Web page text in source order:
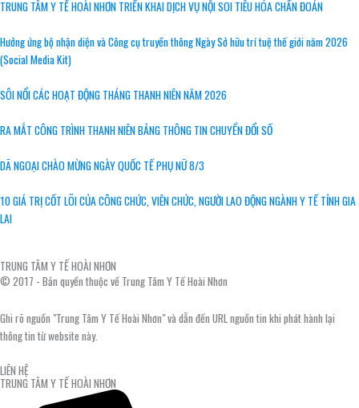
TRUNG TÂM Y TẾ HOÀI NHƠN TRIỂN KHAI DỊCH VỤ NỘI SOI TIÊU HÓA CHẨN ĐOÁN
Hưởng ứng bộ nhận diện và Công cụ truyền thông Ngày Sở hữu trí tuệ thế giới năm 2026
(Social Media Kit)
SÔI NỔI CÁC HOẠT ĐỘNG THÁNG THANH NIÊN NĂM 2026
RA MẮT CÔNG TRÌNH THANH NIÊN BẢNG THÔNG TIN CHUYỂN ĐỔI SỐ
DÃ NGOẠI CHÀO MỪNG NGÀY QUỐC TẾ PHỤ NỮ 8/3
10 GIÁ TRỊ CỐT LÕI CỦA CÔNG CHỨC, VIÊN CHỨC, NGƯỜI LAO ĐỘNG NGÀNH Y TẾ TỈNH GIA
LAI
TRUNG TÂM Y TẾ HOÀI NHƠN
© 2017 - Bản quyền thuộc về Trung Tâm Y Tế Hoài Nhơn
Ghi rõ nguồn "Trung Tâm Y Tế Hoài Nhơn" và dẫn đến URL nguồn tin khi phát hành lại
thông tin từ website này.
LIÊN HỆ
TRUNG TÂM Y TẾ HOÀI NHƠN